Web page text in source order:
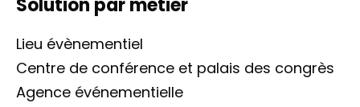
Solution par métier
Lieu évènementiel
Centre de conférence et palais des congrès
Agence événementielle